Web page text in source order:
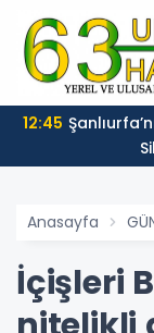
12:45
Anasayfa
İçişleri